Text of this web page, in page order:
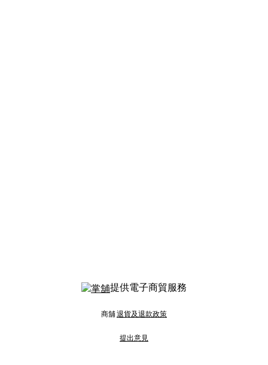
提供電子商貿服務
商舖退貨及退款政策
提出意見